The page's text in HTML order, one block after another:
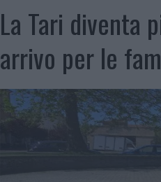
La Tari diventa
arrivo per le